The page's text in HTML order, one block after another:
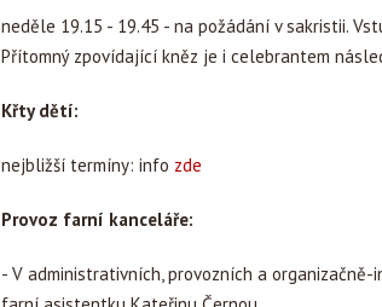
neděle 19.15 - 19.45 - na požádání v sakristii.
Přítomný zpovídající kněz je i celebrantem
Křty dětí:
nejbližší termíny: info zde
Provoz farní kanceláře:
- V administrativních, provozních a